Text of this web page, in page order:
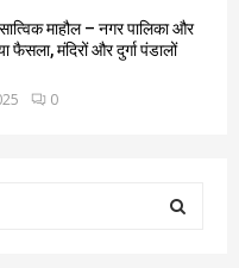
सात्विक माहौल – नगर पालिका और
फैसला, मंदिरों और दुर्गा पंडालों
0